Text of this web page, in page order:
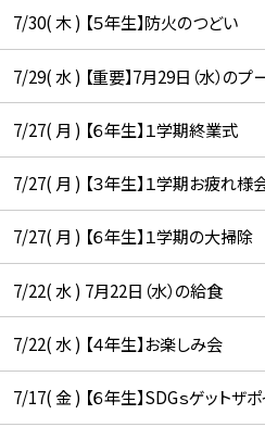
7/30( 木 ) 【５年生】防火のつどい
7/29( 水 ) 【重要】7月29日（水）の
7/27( 月 ) 【６年生】１学期終業式
7/27( 月 ) 【３年生】１学期お疲れ様
7/27( 月 ) 【６年生】１学期の大掃除
7/22( 水 ) 7月22日（水）の給食
7/22( 水 ) 【４年生】お楽しみ会
7/17( 金 ) 【６年生】SDGｓゲットザ